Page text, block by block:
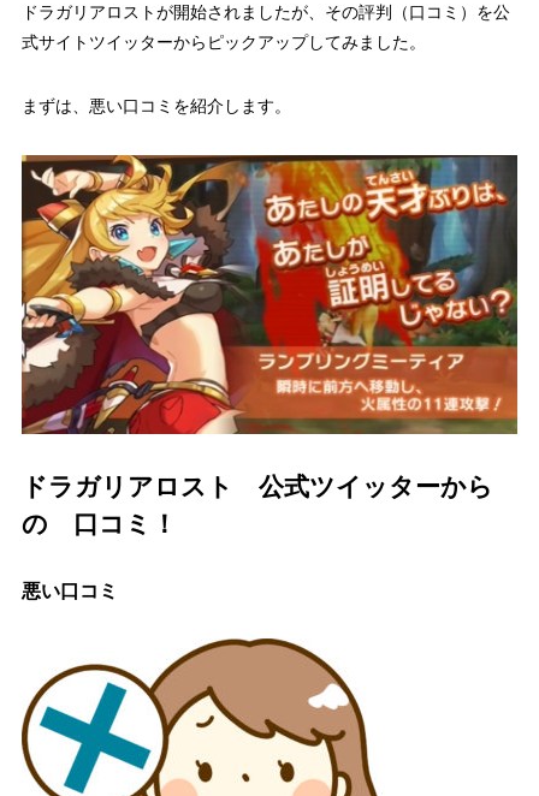
ドラガリアロストが開始されましたが、その評判（口コミ）を公
式サイトツイッターからピックアップしてみました。
まずは、悪い口コミを紹介します。
ドラガリアロスト 公式ツイッターから
の 口コミ！
悪い口コミ